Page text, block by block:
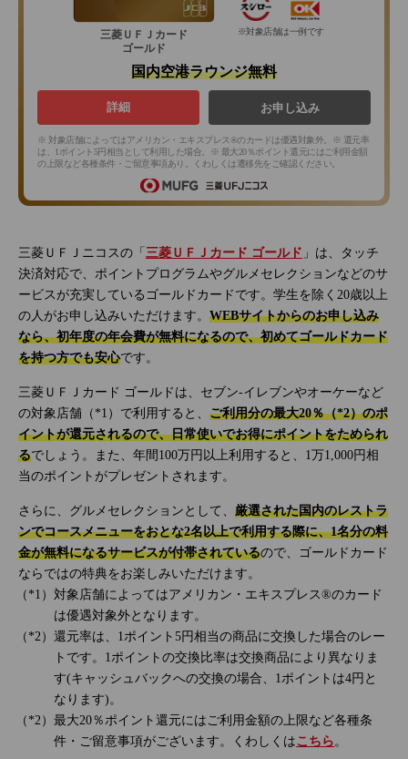
三菱ＵＦＪカード
ゴールド
※対象店舗は一例です
国内空港ラウンジ無料
詳細 お申し込み
※ 対象店舗によってはアメリカン・エキスプレス®のカードは優遇対象外。※ 還元率
は、1ポイント5円相当として利用した場合。※ 最大20％ポイント還元にはご利用金額
の上限など各種条件・ご留意事項あり。くわしくは遷移先をご確認ください。
三菱ＵＦＪニコスの「 三菱ＵＦＪカード ゴールド 」は、タッチ
決済対応で、ポイントプログラムやグルメセレクションなどのサ
ービスが充実しているゴールドカードです。学生を除く20歳以上
の人がお申し込みいただけます。 WEBサイトからのお申し込み
なら、初年度の年会費が無料になるので、初めてゴールドカード
を持つ方でも安心です。
三菱ＵＦＪカード ゴールドは、セブン‐イレブンやオーケーなど
の対象店舗（*1）で利用すると、 ご利用分の最大20％（*2）のポ
イントが還元されるので、日常使いでお得にポイントをためられ
るでしょう。また、年間100万円以上利用すると、1万1,000円相
当のポイントがプレゼントされます。
さらに、グルメセレクションとして、 厳選された国内のレストラ
ンでコースメニューをおとな2名以上で利用する際に、1名分の料
金が無料になるサービスが付帯されているので、ゴールドカード
ならではの特典をお楽しみいただけます。
対象店舗によってはアメリカン・エキスプレス®のカード
は優遇対象外となります。
還元率は、1ポイント5円相当の商品に交換した場合のレー
トです。1ポイントの交換比率は交換商品により異なりま
す(キャッシュバックへの交換の場合、1ポイントは4円と
なります)。
最大20％ポイント還元にはご利用金額の上限など各種条
件・ご留意事項がございます。くわしくはこちら。